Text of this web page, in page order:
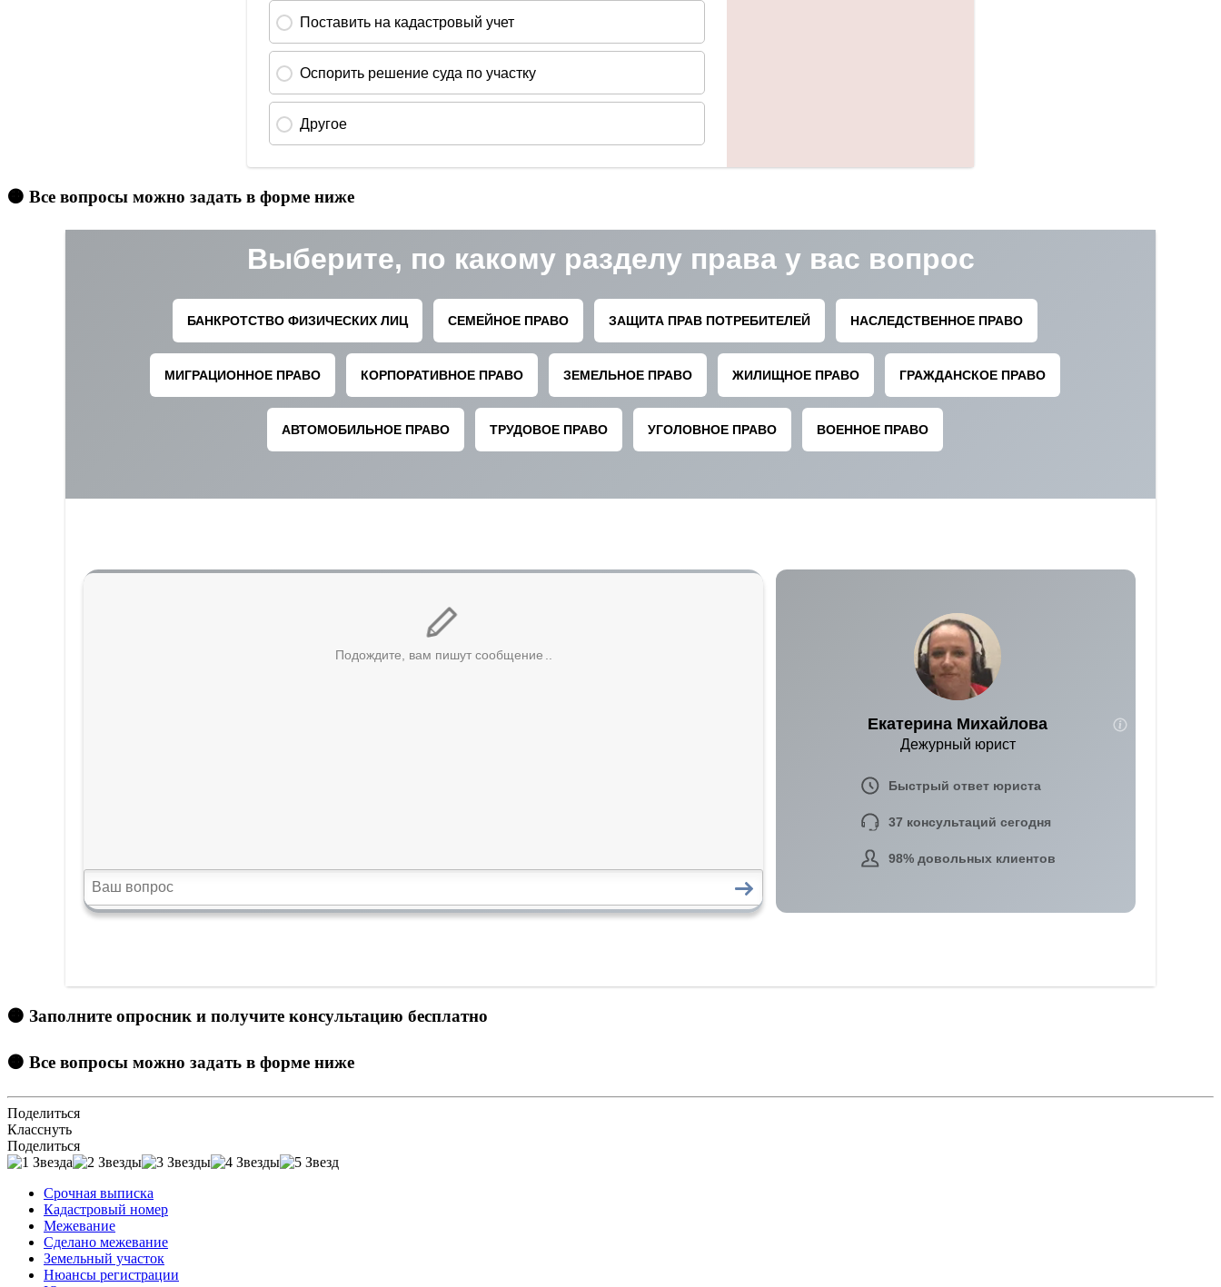
🟠 Все вопросы можно задать в форме ниже
🟠 Заполните опросник и получите консультацию бесплатно
🟠 Все вопросы можно задать в форме ниже
Поделиться
Класснуть
Поделиться
Срочная выписка
Кадастровый номер
Межевание
Сделано межевание
Земельный участок
Нюансы регистрации